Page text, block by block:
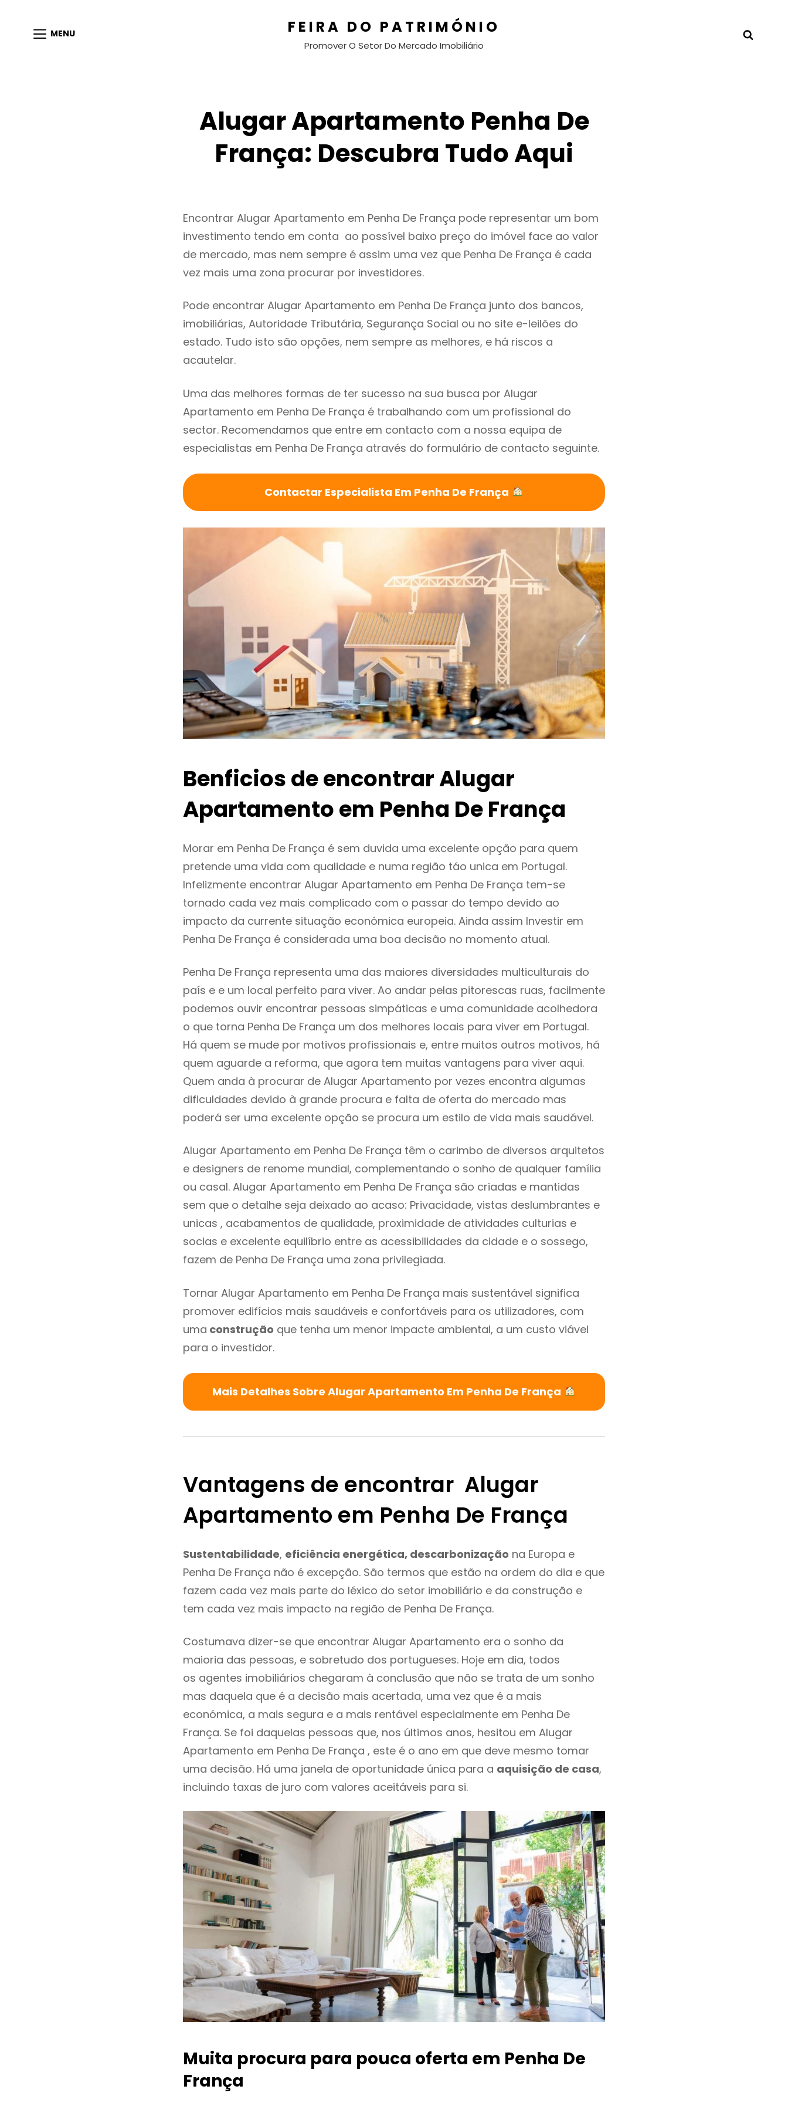
MENU FEIRA DO PATRIMÓNIO
Promover O Setor Do Mercado Imobiliário
Alugar Apartamento Penha De
França: Descubra Tudo Aqui
Encontrar Alugar Apartamento em Penha De França pode representar um bom
investimento tendo em conta ao possível baixo preço do imóvel face ao valor
de mercado, mas nem sempre é assim uma vez que Penha De França é cada
vez mais uma zona procurar por investidores.
Pode encontrar Alugar Apartamento em Penha De França junto dos bancos,
imobiliárias, Autoridade Tributária, Segurança Social ou no site e-leilões do
estado. Tudo isto são opções, nem sempre as melhores, e há riscos a
acautelar.
Uma das melhores formas de ter sucesso na sua busca por Alugar
Apartamento em Penha De França é trabalhando com um profissional do
sector. Recomendamos que entre em contacto com a nossa equipa de
especialistas em Penha De França através do formulário de contacto seguinte.
Contactar Especialista Em Penha De França
Benficios de encontrar Alugar
Apartamento em Penha De França
Morar em Penha De França é sem duvida uma excelente opção para quem
pretende uma vida com qualidade e numa região táo unica em Portugal.
Infelizmente encontrar Alugar Apartamento em Penha De França tem-se
tornado cada vez mais complicado com o passar do tempo devido ao
impacto da currente situação económica europeia. Ainda assim Investir em
Penha De França é considerada uma boa decisão no momento atual.
Penha De França representa uma das maiores diversidades multiculturais do
país e e um local perfeito para viver. Ao andar pelas pitorescas ruas, facilmente
podemos ouvir encontrar pessoas simpáticas e uma comunidade acolhedora
o que torna Penha De França um dos melhores locais para viver em Portugal.
Há quem se mude por motivos profissionais e, entre muitos outros motivos, há
quem aguarde a reforma, que agora tem muitas vantagens para viver aqui.
Quem anda à procurar de Alugar Apartamento por vezes encontra algumas
dificuldades devido à grande procura e falta de oferta do mercado mas
poderá ser uma excelente opção se procura um estilo de vida mais saudável.
Alugar Apartamento em Penha De França têm o carimbo de diversos arquitetos
e designers de renome mundial, complementando o sonho de qualquer família
ou casal. Alugar Apartamento em Penha De França são criadas e mantidas
sem que o detalhe seja deixado ao acaso: Privacidade, vistas deslumbrantes e
unicas , acabamentos de qualidade, proximidade de atividades culturias e
socias e excelente equilíbrio entre as acessibilidades da cidade e o sossego,
fazem de Penha De França uma zona privilegiada.
Tornar Alugar Apartamento em Penha De França mais sustentável significa
promover edifícios mais saudáveis e confortáveis para os utilizadores, com
uma construção que tenha um menor impacte ambiental, a um custo viável
para o investidor.
Mais Detalhes Sobre Alugar Apartamento Em Penha De França
Vantagens de encontrar Alugar
Apartamento em Penha De França
Sustentabilidade, eficiência energética, descarbonização na Europa e
Penha De França não é excepção. São termos que estão na ordem do dia e que
fazem cada vez mais parte do léxico do setor imobiliário e da construção e
tem cada vez mais impacto na região de Penha De França.
Costumava dizer-se que encontrar Alugar Apartamento era o sonho da
maioria das pessoas, e sobretudo dos portugueses. Hoje em dia, todos
os agentes imobiliários chegaram à conclusão que não se trata de um sonho
mas daquela que é a decisão mais acertada, uma vez que é a mais
económica, a mais segura e a mais rentável especialmente em Penha De
França. Se foi daquelas pessoas que, nos últimos anos, hesitou em Alugar
Apartamento em Penha De França , este é o ano em que deve mesmo tomar
uma decisão. Há uma janela de oportunidade única para a aquisição de casa,
incluindo taxas de juro com valores aceitáveis para si.
Muita procura para pouca oferta em Penha De
França